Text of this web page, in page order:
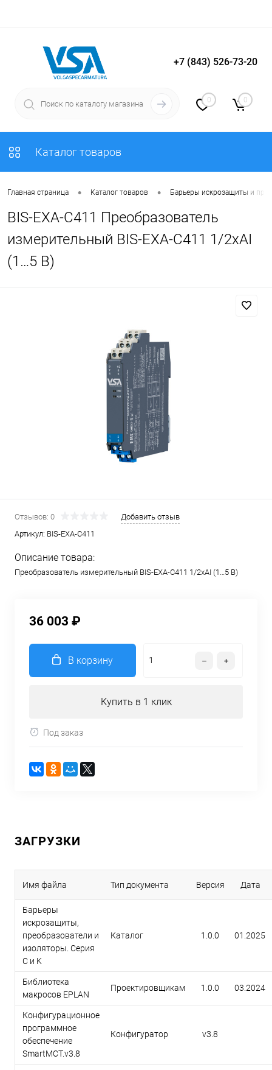
Вход Регистрация
+7 (843) 526-73-20
0 0
Каталог товаров
Главная страница • Каталог товаров • Барьеры искрозащиты и
BIS-EXA-C411 Преобразователь
измерительный BIS-EXA-C411 1/2хAI
(1…5 В)
Отзывов: 0
Добавить отзыв
Артикул: BIS-EXA-C411
Описание товара:
Преобразователь измерительный BIS-EXA-C411 1/2хAI (1…5 В)
36 003 ₽
В корзину
Купить в 1 клик
Под заказ
ЗАГРУЗКИ
Имя файла Тип документа Версия Дата
Барьеры
искрозащиты,
преобразователи и
изоляторы. Серия
C и K
Каталог 1.0.0 01.2025
Библиотека
макросов EPLAN
Проектировщикам 1.0.0 03.2024
Конфигурационное
программное
обеспечение
SmartMCT.v3.8
Конфигуратор v3.8